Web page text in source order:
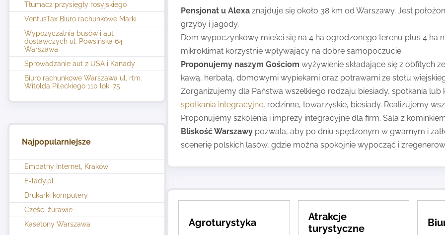
Tłumacz przysięgły rosyjskiego
VentusTax Biuro rachunkowe Marki
Wypożyczalnia busów i aut
dostawczych ul. Powsińska 64
Warszawa
Sprowadzanie aut z USA i Kanady
Biuro rachunkowe Warszawa ul. rtm.
Witolda Pileckiego 110 lok. 75
Najpopularniejsze
Empathy Internet, Kraków
E-lady.pl
Drukarki komputery
Części żurawie
Kasetony Warszawa
Pensjonat u Alexa znajduje się około 38 km od Warszawy. Jest
grzyby i jagody.
Dom wypoczynkowy mieści się na 4 ha ogrodzonego terenu plus 4 ha
mikroklimat korzystnie wpływający na dobre samopoczucie.
Proponujemy naszym Gościom wyżywienie składające się z obfitych
kawą, herbatą, domowymi wypiekami oraz potrawami ze stołu
Zorganizujemy dla Państwa wszelkiego rodzaju biesiady, spotkania lub
spotkania integracyjne, rodzinne, towarzyskie, biesiady. Realizujemy
Proponujemy szkolenia i imprezy integracyjne dla firm. Sala z
Bliskość Warszawy pozwala, aby po dniu spędzonym w gwarnym i
scenerię polskich lasów, gdzie można spokojnie wypocząć i
Agroturystyka
Atrakcje
turystyczne